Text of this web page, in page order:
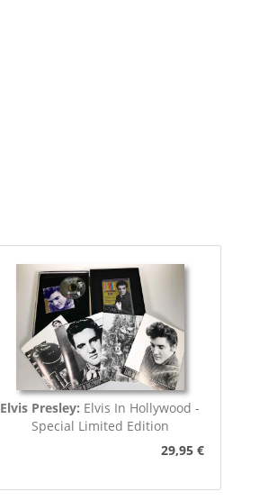
Elvis Presley: Elvis In Hollywood -
Special Limited Edition
29,95 €